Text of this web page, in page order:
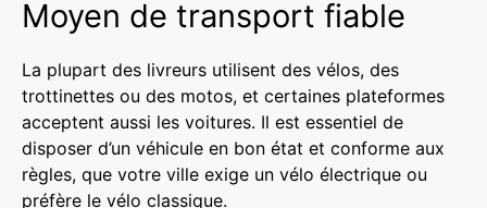
Moyen de transport fiable
La plupart des livreurs utilisent des vélos, des
trottinettes ou des motos, et certaines plateformes
acceptent aussi les voitures. Il est essentiel de
disposer d’un véhicule en bon état et conforme aux
règles, que votre ville exige un vélo électrique ou
préfère le vélo classique.